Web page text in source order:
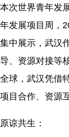
本次世界青年发
年发展项目周，
集中展示，武汉
导、资源对接等
全球，武汉凭借
项目合作、资源
原谅共生：